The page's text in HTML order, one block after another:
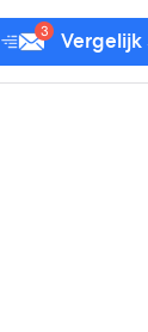
Vergelijk